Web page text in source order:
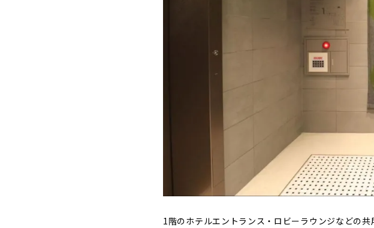
1階のホテルエントランス・ロビーラウンジなどの